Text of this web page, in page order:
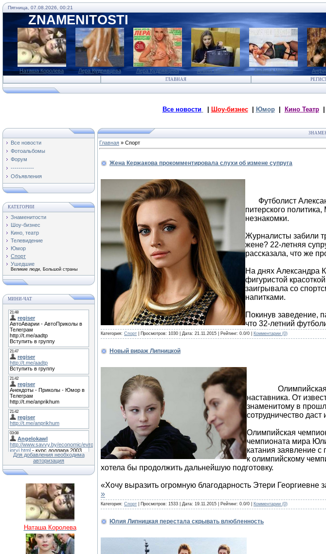
Пятница, 07.08.2026, 00:21
ZNAMENITOSTI
Наташа Королева Лера Кудрявцева Лера Кудрявцева Алина Кабаева Анфиса Чехова
ГЛАВНАЯ
Все новости Шоу-бизнес| Юмор| Кино Театр|
Все новости
Фотоальбомы
Форум
------------
Объявления
КАТЕГОРИИ
Знаменитости
Шоу-бизнес
Кино, театр
Телевидение
Юмор
Спорт
Ушедшие
Великие люди, Большой страны
МИНИ-ЧАТ
Для добавления необходима
авторизация
Наташа Королева
Главная » Спорт
Жена Кержакова прокомментировала слухи об измене супруга
Футболист
питерского
незнакомки.
Журналисты забили
жене? 22-летняя
рассказала, что же
На днях Александра
фигуристой
заигрывала со
напитками.
Покинув заведение,
что 32-летний
Категория: Спорт | Просмотров: 1030 | Дата: 21.11.2015 | Рейтинг: 0.0/0 | Комментарии (0)
Новый вираж Липницкой
Олимпийская
наставника. От
знаменитому в
сотрудничество
Олимпийская
чемпионата мира
катания заявление
к олимпийскому
хотела бы продолжить дальнейшую подготовку.
«Хочу выразить огромную благодарность Этери Георгиевне
»
Категория: Спорт | Просмотров: 1533 | Дата: 19.11.2015 | Рейтинг: 0.0/0 | Комментарии (0)
Юлия Липницкая перестала скрывать влюбленность